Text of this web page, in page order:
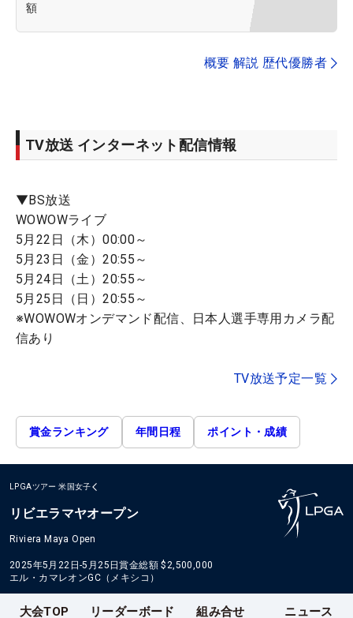
額
概要 解説 歴代優勝者
TV放送 インターネット配信情報
▼BS放送
WOWOWライブ
5月22日（木）00:00～
5月23日（金）20:55～
5月24日（土）20:55～
5月25日（日）20:55～
※WOWOWオンデマンド配信、日本人選手専用カメラ配
信あり
TV放送予定一覧
賞金ランキング 年間日程 ポイント・成績
LPGAツアー 米国女子
リビエラマヤオープン
Riviera Maya Open
2025年5月22日-5月25日賞金総額 $2,500,000
エル・カマレオンGC（メキシコ）
大会TOP リーダーボード 組み合せ ニュース